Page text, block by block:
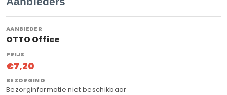
OTTO Office
€7,20
Bezorginformatie niet beschikbaar